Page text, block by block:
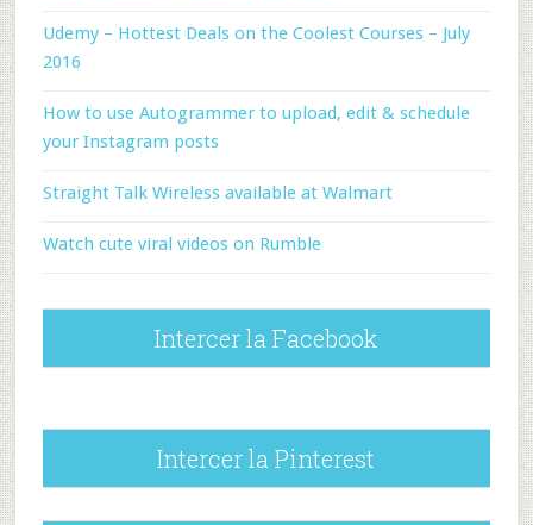
Udemy – Hottest Deals on the Coolest Courses – July
2016
How to use Autogrammer to upload, edit & schedule
your Instagram posts
Straight Talk Wireless available at Walmart
Watch cute viral videos on Rumble
Intercer la Facebook
Intercer la Pinterest